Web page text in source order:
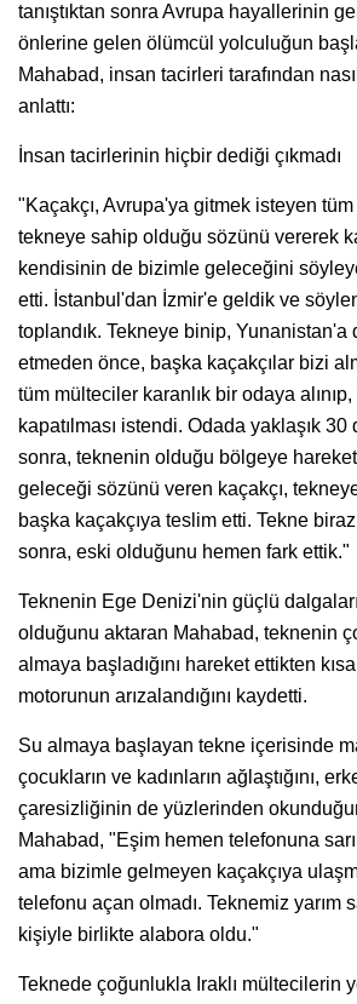
tanıştıktan sonra Avrupa hayallerinin
önlerine gelen ölümcül yolculuğun
Mahabad, insan tacirleri tarafından nasıl
anlattı:
İnsan tacirlerinin hiçbir dediği çıkmadı
"Kaçakçı, Avrupa'ya gitmek isteyen
tekneye sahip olduğu sözünü vererek
kendisinin de bizimle geleceğini
etti. İstanbul'dan İzmir'e geldik ve
toplandık. Tekneye binip, Yunanistan'a
etmeden önce, başka kaçakçılar bizi
tüm mülteciler karanlık bir odaya alınıp,
kapatılması istendi. Odada yaklaşık 30
sonra, teknenin olduğu bölgeye
geleceği sözünü veren kaçakçı,
başka kaçakçıya teslim etti. Tekne
sonra, eski olduğunu hemen fark ettik."
Teknenin Ege Denizi'nin güçlü
olduğunu aktaran Mahabad, teknenin
almaya başladığını hareket ettikten
motorunun arızalandığını kaydetti.
Su almaya başlayan tekne içerisinde
çocukların ve kadınların ağlaştığını,
çaresizliğinin de yüzlerinden
Mahabad, "Eşim hemen telefonuna
ama bizimle gelmeyen kaçakçıya
telefonu açan olmadı. Teknemiz yarım
kişiyle birlikte alabora oldu."
Teknede çoğunlukla Iraklı mültecilerin